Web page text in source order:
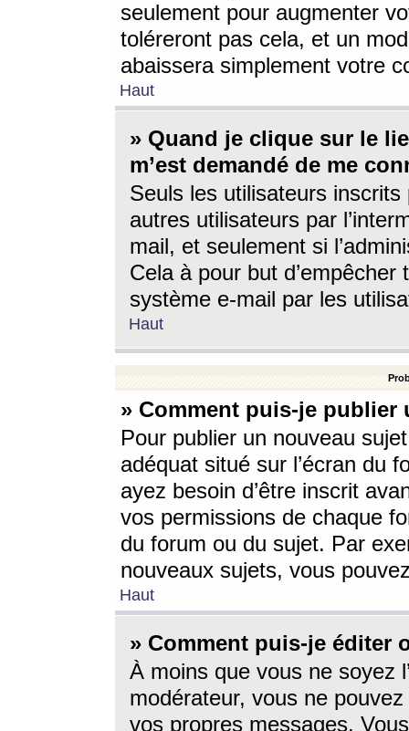
seulement pour augmenter
toléreront pas cela, et un
abaissera simplement votre
Haut
» Quand je clique sur le
m’est demandé de me
Seuls les utilisateurs
autres utilisateurs par
mail, et seulement si
Cela à pour but
système e-mail par les
Haut
» Comment puis-je
Pour publier un nouveau
adéquat situé sur l’écran du
ayez besoin d’être inscrit
vos permissions de chaque
du forum ou du sujet. Par
nouveaux sujets, vous
Haut
» Comment puis-je éditer
À moins que vous ne soyez
modérateur, vous ne
vos propres messages.